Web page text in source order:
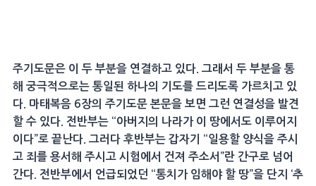
주기도문은 이 두 부분을 연결하고 있다. 그래서 두 부분을 통
해 궁극적으로는 통일된 하나의 기도를 드리도록 가르치고 있
다. 마태복음 6장의 주기도문 본문을 보면 그런 연결성을 발견
할 수 있다. 전반부는 “아버지의 나라가 이 땅에서도 이루어지
이다”로 끝난다. 그러다 후반부는 갑자기 “일용할 양식을 주시
고 죄를 용서해 주시고 시험에서 건져 주소서”란 간구로 넘어
간다. 전반부에서 언급되었던 “통치가 임해야 할 땅”을 단지 ‘추